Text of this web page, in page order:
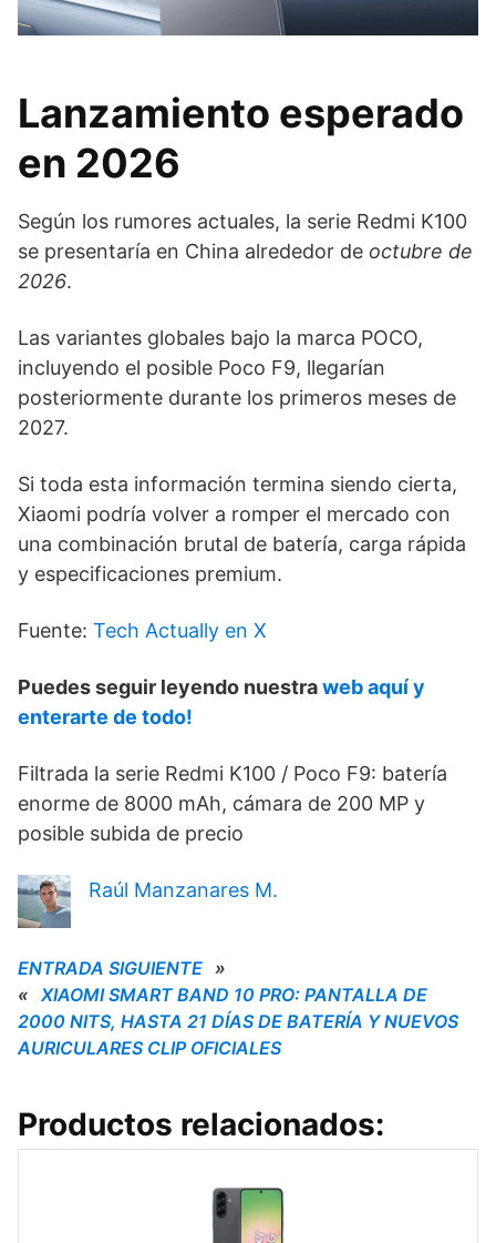
Lanzamiento esperado
en 2026
Según los rumores actuales, la serie Redmi K100
se presentaría en China alrededor de octubre de
2026.
Las variantes globales bajo la marca POCO,
incluyendo el posible Poco F9, llegarían
posteriormente durante los primeros meses de
2027.
Si toda esta información termina siendo cierta,
Xiaomi podría volver a romper el mercado con
una combinación brutal de batería, carga rápida
y especificaciones premium.
Fuente: Tech Actually en X
Puedes seguir leyendo nuestraweb aquí y
enterarte de todo!
Filtrada la serie Redmi K100 / Poco F9: batería
enorme de 8000 mAh, cámara de 200 MP y
posible subida de precio
Raúl Manzanares M.
ENTRADA SIGUIENTE »
« XIAOMI SMART BAND 10 PRO: PANTALLA DE
2000 NITS, HASTA 21 DÍAS DE BATERÍA Y NUEVOS
AURICULARES CLIP OFICIALES
Productos relacionados: